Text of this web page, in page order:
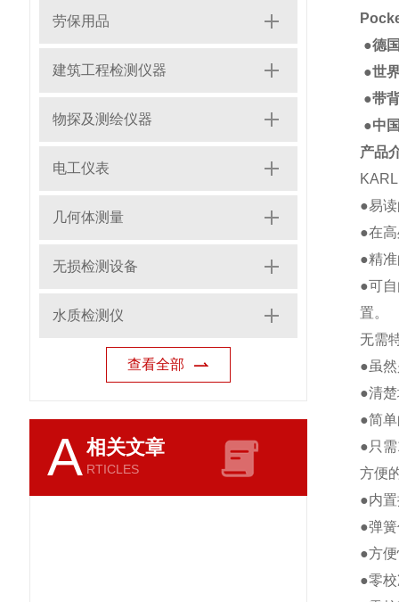
劳保用品
建筑工程检测仪器
物探及测绘仪器
电工仪表
几何体测量
无损检测设备
水质检测仪
查看全部
A相关文章
RTICLES
●德
●世
●带
●中
产品
●易
●在
●精
●可
置。
无需
●虽
●清
●简
●只
方便
●内
●弹
●方
●零